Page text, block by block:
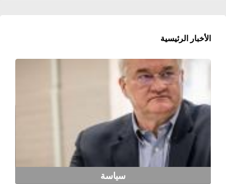
الأخبار الرئيسية
سياسة